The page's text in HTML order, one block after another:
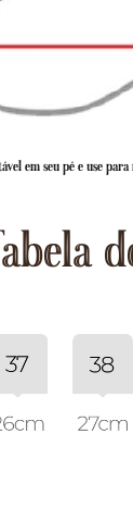
em seu pé e use